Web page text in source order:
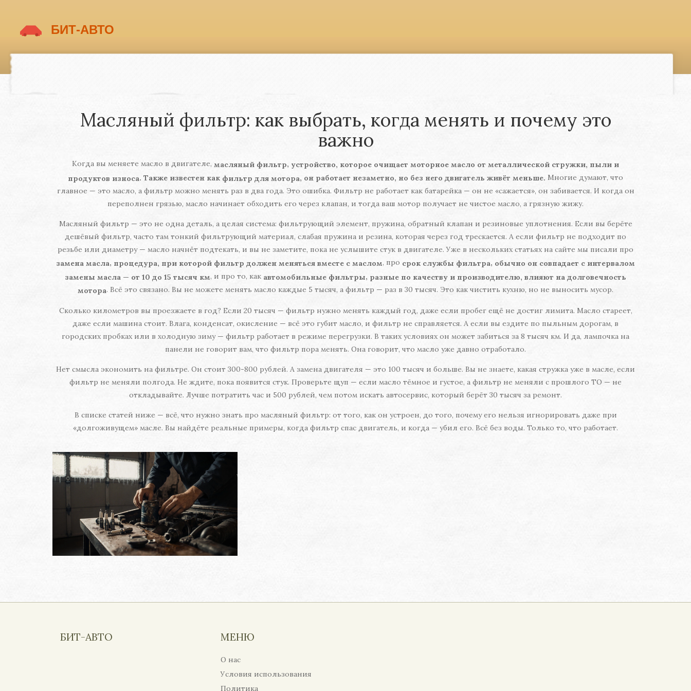
Масляный фильтр: как выбрать, когда менять и почему это
важно
Когда вы меняете масло в двигателе, масляный фильтр, устройство, которое очищает моторное масло от металлической стружки, пыли и
продуктов износа. Также известен как фильтр для мотора, он работает незаметно, но без него двигатель живёт меньше. Многие думают, что
главное — это масло, а фильтр можно менять раз в два года. Это ошибка. Фильтр не работает как батарейка — он не «сажается», он забивается. И когда он
переполнен грязью, масло начинает обходить его через клапан, и тогда ваш мотор получает не чистое масло, а грязную жижу.
Масляный фильтр — это не одна деталь, а целая система: фильтрующий элемент, пружина, обратный клапан и резиновые уплотнения. Если вы берёте
дешёвый фильтр, часто там тонкий фильтрующий материал, слабая пружина и резина, которая через год трескается. А если фильтр не подходит по
резьбе или диаметру — масло начнёт подтекать, и вы не заметите, пока не услышите стук в двигателе. Уже в нескольких статьях на сайте мы писали про
замена масла, процедура, при которой фильтр должен меняться вместе с маслом, про срок службы фильтра, обычно он совпадает с интервалом
замены масла — от 10 до 15 тысяч км, и про то, как автомобильные фильтры, разные по качеству и производителю, влияют на долговечность
мотора. Всё это связано. Вы не можете менять масло каждые 5 тысяч, а фильтр — раз в 30 тысяч. Это как чистить кухню, но не выносить мусор.
Сколько километров вы проезжаете в год? Если 20 тысяч — фильтр нужно менять каждый год, даже если пробег ещё не достиг лимита. Масло стареет,
даже если машина стоит. Влага, конденсат, окисление — всё это губит масло, и фильтр не справляется. А если вы ездите по пыльным дорогам, в
городских пробках или в холодную зиму — фильтр работает в режиме перегрузки. В таких условиях он может забиться за 8 тысяч км. И да, лампочка на
панели не говорит вам, что фильтр пора менять. Она говорит, что масло уже давно отработало.
Нет смысла экономить на фильтре. Он стоит 300-800 рублей. А замена двигателя — это 100 тысяч и больше. Вы не знаете, какая стружка уже в масле, если
фильтр не меняли полгода. Не ждите, пока появится стук. Проверьте щуп — если масло тёмное и густое, а фильтр не меняли с прошлого ТО — не
откладывайте. Лучше потратить час и 500 рублей, чем потом искать автосервис, который берёт 30 тысяч за ремонт.
В списке статей ниже — всё, что нужно знать про масляный фильтр: от того, как он устроен, до того, почему его нельзя игнорировать даже при
«долгоживущем» масле. Вы найдёте реальные примеры, когда фильтр спас двигатель, и когда — убил его. Всё без воды. Только то, что работает.
БИТ-АВТО МЕНЮ
О нас
Условия использования
Политика